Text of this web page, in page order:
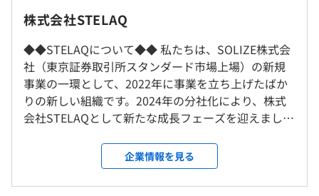
【システム開発エンジニア（オンプレ系/クラウド系/アプ
リ系）】
＜システム開発案件関連＞
・販売管理、生産管理システムの開発
・保険業向けシステムの開発
・金融系システム開発及びテスト設計支援
受動喫煙防止措置に関する事項
月給：255,000円
大学院 卒業見込みの方（修士～博士）
月給：265,000円～275,000円
上記月給の内訳は下記となります。
基本給＋住宅手当2万円
上記月給のほかに、通勤手当（交通費）や時間外勤務手当
研修の有無及び内容
・入社後は約3カ月の集中研修を実施
・全員一律ではなく個別にカスタマイズした研修（社会人
マナー、技術研修ほか）
・エンジニアリスキリング教育
・その他、役職別研修（新任リーダー、リーダー、マネジ
株式会社STELAQ
◆◆STELAQについて◆◆ 私たちは、SOLIZE株式会
社（東京証券取引所スタンダード市場上場）の新規
事業の一環として、2022年に事業を立ち上げたばか
りの新しい組織です。2024年の分社化により、株式
会社STELAQとして新たな成長フェーズを迎えまし
ニアリング技術を活かし、品質の高いソフトウェア
を提供し、お客さまの競争力を高める支援をしてい
ます。次世代モビリティの開発、IoTを利用した生産
企業情報を見る